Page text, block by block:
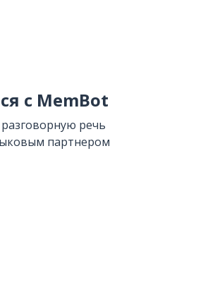
с MemBot
речь
партнером